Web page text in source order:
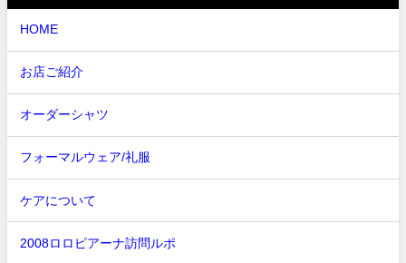
HOME
お店ご紹介
オーダーシャツ
フォーマルウェア/礼服
ケアについて
2008ロロピアーナ訪問ルポ